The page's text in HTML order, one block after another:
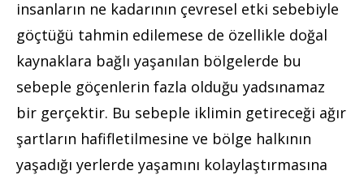
insanların ne kadarının çevresel etki sebebiyle
göçtüğü tahmin edilemese de özellikle doğal
kaynaklara bağlı yaşanılan bölgelerde bu
sebeple göçenlerin fazla olduğu yadsınamaz
bir gerçektir. Bu sebeple iklimin getireceği ağır
şartların hafifletilmesine ve bölge halkının
yaşadığı yerlerde yaşamını kolaylaştırmasına